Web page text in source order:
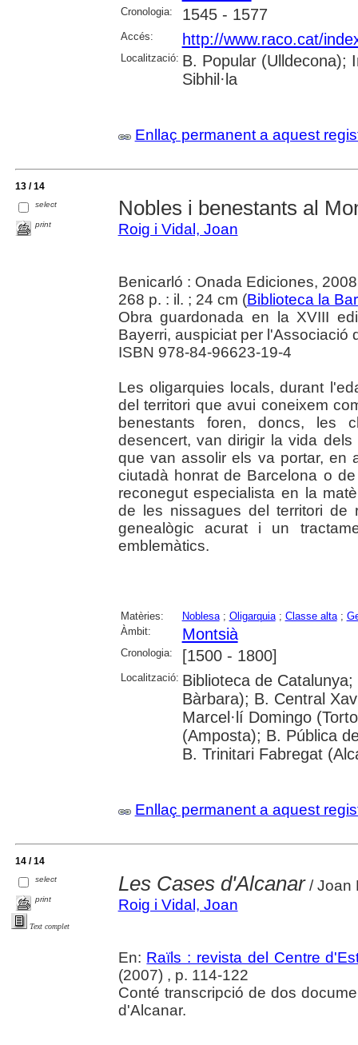
Cronologia: 1545 - 1577
Accés: http://www.raco.cat/
Localització: B. Popular (Ulldecona);
Sibhil·la
Enllaç permanent a aquest
13 / 14
select
print
Nobles i benestants al
Roig i Vidal, Joan
Benicarló : Onada Ediciones, 2008
268 p. : il. ; 24 cm (Biblioteca la
Obra guardonada en la XVIII
Bayerri, auspiciat per l'Associació
ISBN 978-84-96623-19-4
Les oligarquies locals, durant
del territori que avui coneixem
benestants foren, doncs, les
desencert, van dirigir la vida
que van assolir els va portar, en
ciutadà honrat de Barcelona o
reconegut especialista en la
de les nissagues del territori de
genealògic acurat i un
emblemàtics.
Matèries: Noblesa; Oligarquia; Classe alta;
Àmbit:
Montsià
Cronologia: [1500 - 1800]
Localització: Biblioteca de
Bàrbara); B. Central
Marcel·lí Domingo
(Amposta); B. Pública
B. Trinitari Fabregat
Enllaç permanent a aquest
14 / 14
select
print
Text complet
Les Cases d'Alcanar/ Joan
Roig i Vidal, Joan
En: Raïls : revista del Centre
(2007) , p. 114-122
Conté transcripció de dos
d'Alcanar.